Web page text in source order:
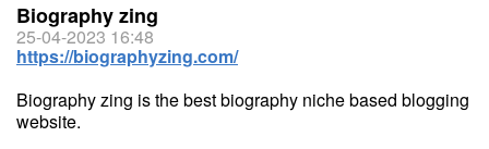
Biography zing
25-04-2023 16:48
https://biographyzing.com/
Biography zing is the best biography niche based blogging
website.